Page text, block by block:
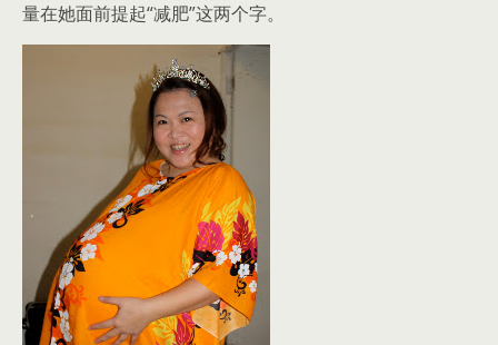
量在她面前提起“减肥”这两个字。